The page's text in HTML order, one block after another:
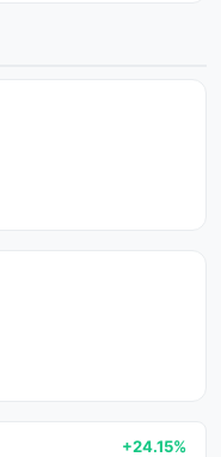
+24.15%